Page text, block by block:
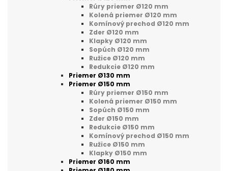
Rúry priemer Ø120 mm
Kolená priemer Ø120 mm
Komínový prechod Ø120 mm
Zder Ø120 mm
Klapky Ø120 mm
Sopúch Ø120 mm
Ružice Ø120 mm
Redukcie Ø120 mm
Priemer Ø130 mm
Priemer Ø150 mm
Rúry priemer Ø150 mm
Kolená priemer Ø150 mm
Sopúch Ø150 mm
Zder Ø150 mm
Redukcie Ø150 mm
Komínový prechod Ø150 mm
Ružice Ø150 mm
Klapky Ø150 mm
Priemer Ø160 mm